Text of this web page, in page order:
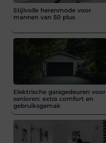
Stijlvolle herenmode voor
mannen van 50 plus
Elektrische garagedeuren voor
senioren: extra comfort en
gebruiksgemak